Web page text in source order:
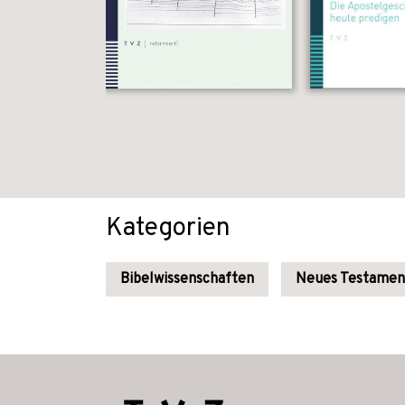
Kategorien
Bibelwissenschaften Neues